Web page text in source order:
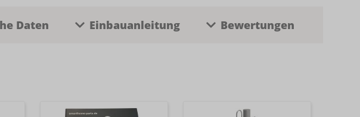
Daten Einbauanleitung Bewertungen